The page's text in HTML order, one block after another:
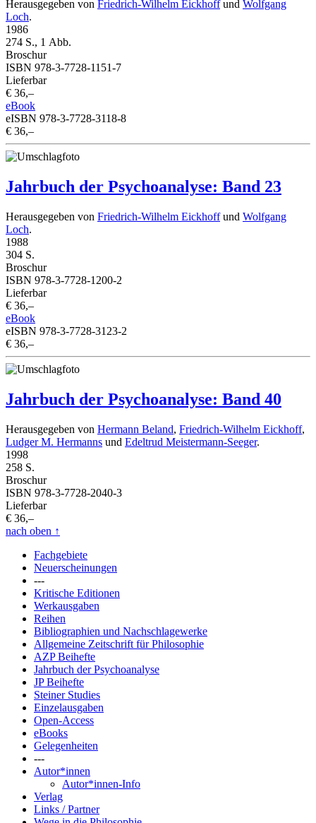
Herausgegeben von Friedrich-Wilhelm Eickhoffund Wolfgang
Loch.
1986
274 S., 1 Abb.
Broschur
ISBN 978-3-7728-1151-7
Lieferbar
€ 36,–
eBook
eISBN 978-3-7728-3118-8
€ 36,–
Jahrbuch der Psychoanalyse: Band 23
Herausgegeben von Friedrich-Wilhelm Eickhoffund Wolfgang
Loch.
1988
304 S.
Broschur
ISBN 978-3-7728-1200-2
Lieferbar
€ 36,–
eBook
eISBN 978-3-7728-3123-2
€ 36,–
Jahrbuch der Psychoanalyse: Band 40
Herausgegeben von Hermann Beland, Friedrich-Wilhelm Eickhoff,
Ludger M. Hermanns und Edeltrud Meistermann-Seeger.
1998
258 S.
Broschur
ISBN 978-3-7728-2040-3
Lieferbar
€ 36,–
nach oben ↑
Fachgebiete
Neuerscheinungen
---
Kritische Editionen
Werkausgaben
Reihen
Bibliographien und Nachschlagewerke
Allgemeine Zeitschrift für Philosophie
AZP Beihefte
Jahrbuch der Psychoanalyse
JP Beihefte
Steiner Studies
Einzelausgaben
Open-Access
eBooks
Gelegenheiten
---
Autor*innen
Autor*innen-Info
Verlag
Links / Partner